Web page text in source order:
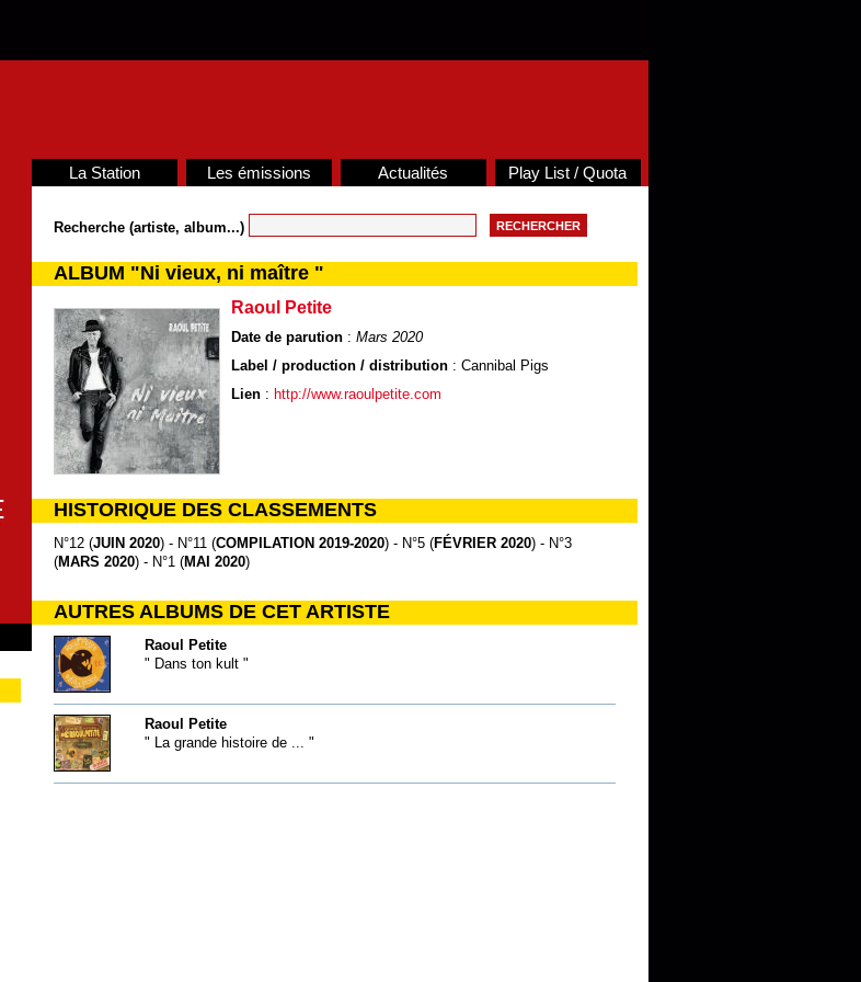
La Station Les émissions Actualités Play List / Quota
Recherche (artiste, album...)
ALBUM "Ni vieux, ni maître "
Raoul Petite
Date de parution: Mars 2020
Label / production / distribution: Cannibal Pigs
Lien: http://www.raoulpetite.com
HISTORIQUE DES CLASSEMENTS
N°12 (JUIN 2020) - N°11 (COMPILATION 2019-2020) - N°5 (FÉVRIER 2020) - N°3
(MARS 2020) - N°1 (MAI 2020)
AUTRES ALBUMS DE CET ARTISTE
Raoul Petite
" Dans ton kult "
Raoul Petite
" La grande histoire de ... "